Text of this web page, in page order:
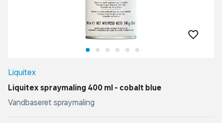
Liquitex
Liquitex spraymaling 400 ml - cobalt blue
Vandbaseret spraymaling